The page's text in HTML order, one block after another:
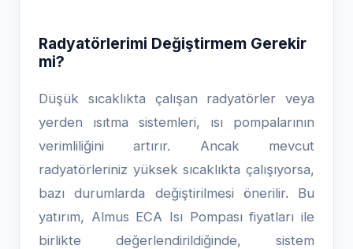
Radyatörlerimi Değiştirmem Gerekir
mi?
Düşük sıcaklıkta çalışan radyatörler veya
yerden ısıtma sistemleri, ısı pompalarının
verimliliğini artırır. Ancak mevcut
radyatörleriniz yüksek sıcaklıkta çalışıyorsa,
bazı durumlarda değiştirilmesi önerilir. Bu
yatırım, Almus ECA Isı Pompası fiyatları ile
birlikte değerlendirildiğinde, sistem